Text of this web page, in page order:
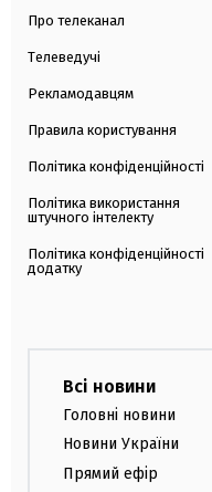
Про телеканал
Телеведучі
Рекламодавцям
Правила користування
Політика конфіденційності
Політика використання
штучного інтелекту
Політика конфіденційності
додатку
Всі новини
Головні новини
Новини України
Прямий ефір